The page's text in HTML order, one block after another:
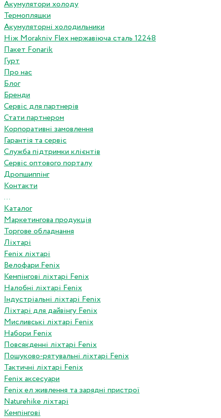
Акумулятори холоду
Термопляшки
Акумуляторні холодильники
Ніж Morakniv Flex нержавіюча сталь 12248
Пакет Fonarik
Гурт
Про нас
Блог
Бренди
Сервіс для партнерів
Стати партнером
Корпоративні замовлення
Гарантія та сервіс
Служба підтримки клієнтів
Сервіс оптового порталу
Дропшиппінг
Контакти
...
Каталог
Маркетингова продукція
Торгове обладнання
Ліхтарі
Fenix ліхтарі
Велофари Fenix
Кемпінгові ліхтарі Fenix
Налобні ліхтарі Fenix
Індустріальні ліхтарі Fenix
Ліхтарі для дайвінгу Fenix
Мисливські ліхтарі Fenix
Набори Fenix
Повсякденні ліхтарі Fenix
Пошуково-рятувальні ліхтарі Fenix
Тактичні ліхтарі Fenix
Fenix аксесуари
Fenix ел живлення та зарядні пристрої
Naturehike ліхтарі
Кемпінгові